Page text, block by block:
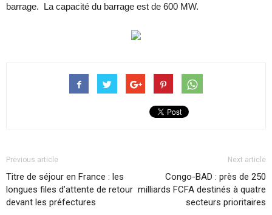
barrage. La capacité du barrage est de 600 MW.
Previous article
Titre de séjour en France : les
longues files d’attente de retour
devant les préfectures
Next article
Congo-BAD : près de 250
milliards FCFA destinés à quatre
secteurs prioritaires